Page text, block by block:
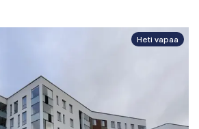
Heti vapaa